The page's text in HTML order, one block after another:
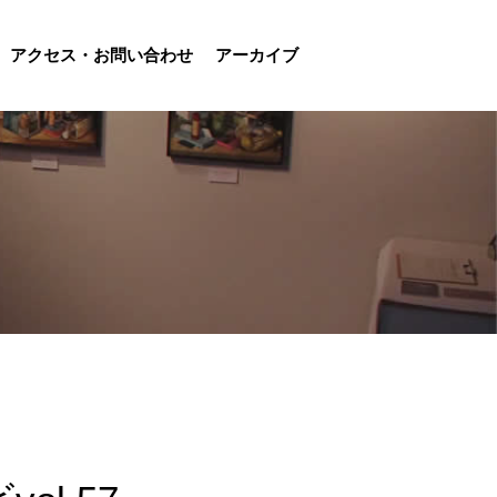
アクセス・お問い合わせ アーカイブ